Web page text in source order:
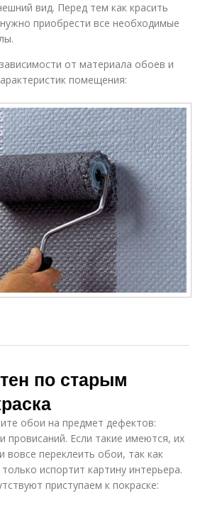
вид. Перед тем как красить
приобрести все необходимые
от материала обоев и
помещения:
по старым
обои на предмет дефектов:
провисаний. Если такие имеются, их
вовсе переклеить обои, так как
испортит картину интерьера.
приступаем к покраске: